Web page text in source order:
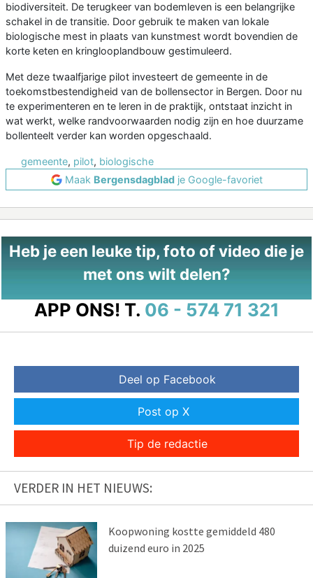
biodiversiteit. De terugkeer van bodemleven is een belangrijke
schakel in de transitie. Door gebruik te maken van lokale
biologische mest in plaats van kunstmest wordt bovendien de
korte keten en kringlooplandbouw gestimuleerd.
Met deze twaalfjarige pilot investeert de gemeente in de
toekomstbestendigheid van de bollensector in Bergen. Door nu
te experimenteren en te leren in de praktijk, ontstaat inzicht in
wat werkt, welke randvoorwaarden nodig zijn en hoe duurzame
bollenteelt verder kan worden opgeschaald.
gemeente, pilot, biologische
Maak Bergensdagbladje Google-favoriet
Heb je een leuke tip, foto of video die je
met ons wilt delen?
APP ONS! T. 06 - 574 71 321
Deel op Facebook
Post op X
Tip de redactie
VERDER IN HET NIEUWS:
Koopwoning kostte gemiddeld 480
duizend euro in 2025